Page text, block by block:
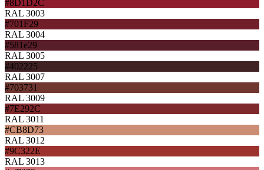
#8D1D2C
RAL 3003
#701F29
RAL 3004
#581e29
RAL 3005
#402225
RAL 3007
#703731
RAL 3009
#7E292C
RAL 3011
#CB8D73
RAL 3012
#9C322E
RAL 3013